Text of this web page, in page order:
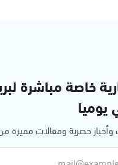
خاصة مباشرة
يوميا
وأخبار حصرية ومقالات مميزة